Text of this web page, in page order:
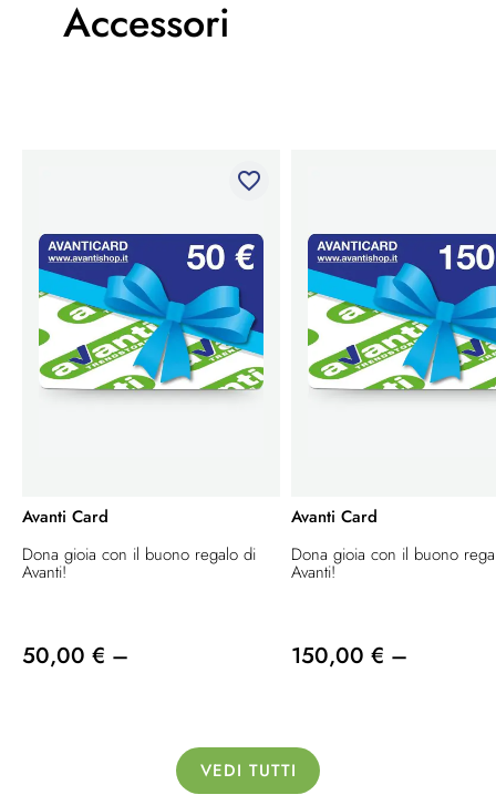
Accessori
favorite_border
Avanti Card
Dona gioia con il buono regalo di
Avanti!
50,00 € –
Avanti Card
Dona gioia con il buono
Avanti!
150,00 € –
VEDI TUTTI